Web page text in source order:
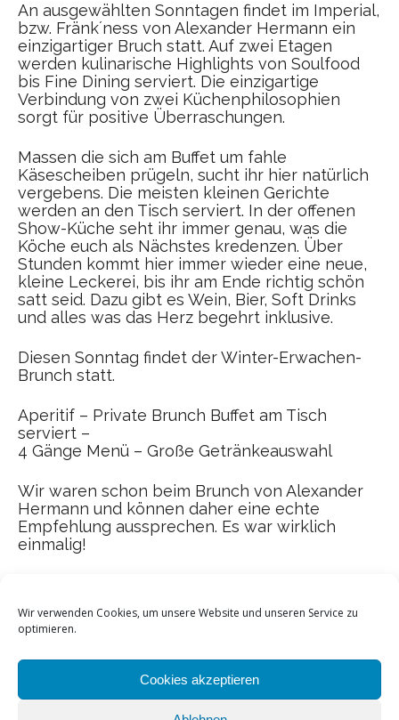
Wir verwenden Cookies, um unsere Website und unseren Service zu
optimieren.
Cookies akzeptieren
An ausgewählten Sonntagen findet im Imperial,
bzw. Fränk´ness von Alexander Hermann ein
einzigartiger Bruch statt. Auf zwei Etagen
werden kulinarische Highlights von Soulfood
bis Fine Dining serviert. Die einzigartige
Verbindung von zwei Küchenphilosophien
sorgt für positive Überraschungen.
Massen die sich am Buffet um fahle
Käsescheiben prügeln, sucht ihr hier natürlich
vergebens. Die meisten kleinen Gerichte
werden an den Tisch serviert. In der offenen
Show-Küche seht ihr immer genau, was die
Köche euch als Nächstes kredenzen. Über
Stunden kommt hier immer wieder eine neue,
kleine Leckerei, bis ihr am Ende richtig schön
satt seid. Dazu gibt es Wein, Bier, Soft Drinks
und alles was das Herz begehrt inklusive.
Diesen Sonntag findet der Winter-Erwachen-
Brunch statt.
Aperitif – Private Brunch Buffet am Tisch
serviert –
4 Gänge Menü – Große Getränkeauswahl
Wir waren schon beim Brunch von Alexander
Hermann und können daher eine echte
Empfehlung aussprechen. Es war wirklich
einmalig!